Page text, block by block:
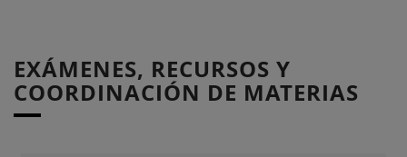
EXÁMENES, RECURSOS Y
COORDINACIÓN DE MATERIAS